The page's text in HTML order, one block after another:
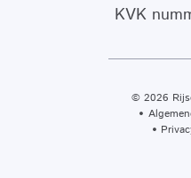
KVK
© 2026